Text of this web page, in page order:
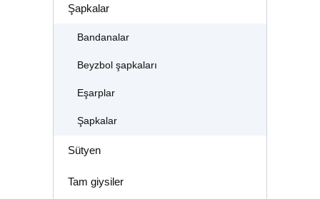
Şapkalar
Bandanalar
Beyzbol şapkaları
Eşarplar
Şapkalar
Sütyen
Tam giysiler